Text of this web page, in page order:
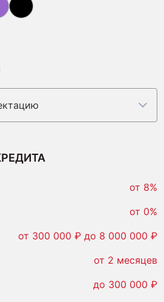
от 8%
от 0%
от 300 000 ₽ до 8 000 000 ₽
от 2 месяцев
до 300 000 ₽